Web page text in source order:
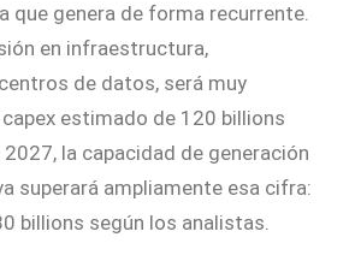
que genera de forma recurrente.
en infraestructura,
de datos, será muy
capex estimado de 120 billions
la capacidad de generación
superará ampliamente esa cifra:
billions según los analistas.